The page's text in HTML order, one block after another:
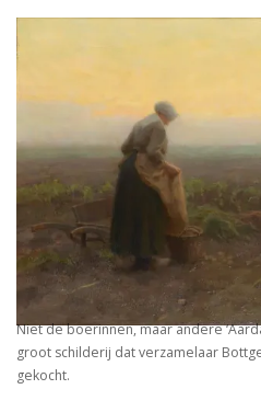
Niet de boerinnen, maar andere
groot schilderij dat verzamelaar
gekocht.